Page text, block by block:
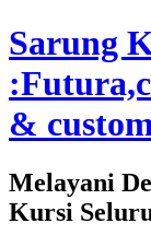
Sarung
&
Melayani
Kursi